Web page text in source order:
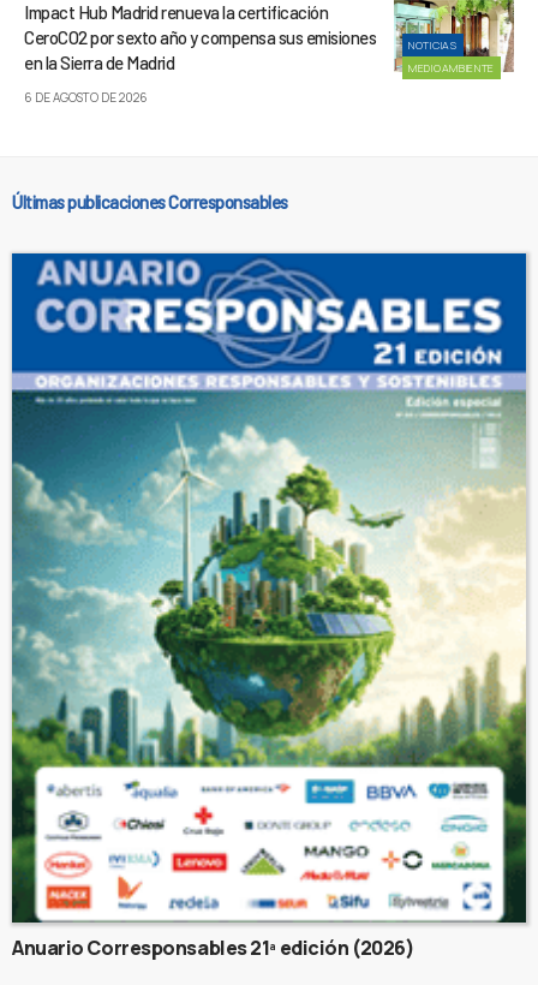
NOTICIAS
MEDIOAMBIENTE
Impact Hub Madrid renueva la certificación
CeroCO2 por sexto año y compensa sus emisiones
en la Sierra de Madrid
6 DE AGOSTO DE 2026
Últimas publicaciones Corresponsables
Anuario Corresponsables 21ª edición (2026)